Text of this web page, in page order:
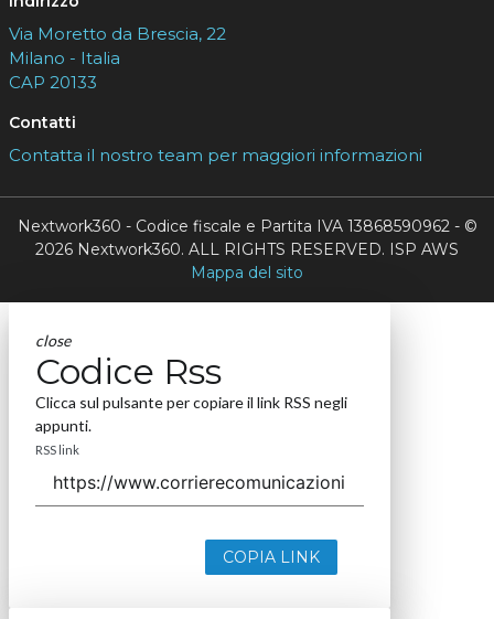
Via Moretto da Brescia, 22
Milano - Italia
CAP 20133
Contatti
Contatta il nostro team per maggiori informazioni
Nextwork360 - Codice fiscale e Partita IVA 13868590962 - ©
2026 Nextwork360. ALL RIGHTS RESERVED. ISP AWS
Mappa del sito
close
Codice Rss
Clicca sul pulsante per copiare il link RSS negli
appunti.
RSS link
COPIA LINK